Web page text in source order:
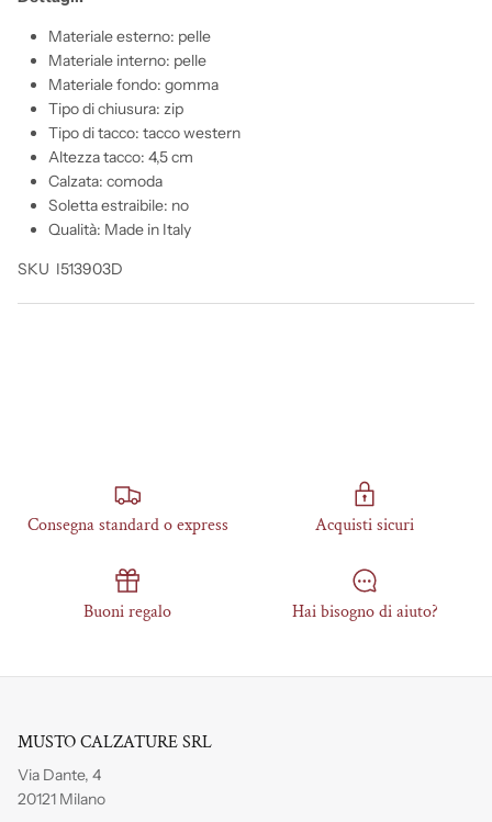
Materiale esterno: pelle
Materiale interno: pelle
Materiale fondo: gomma
Tipo di chiusura: zip
Tipo di tacco: tacco western
Altezza tacco: 4,5 cm
Calzata: comoda
Soletta estraibile: no
Qualità: Made in Italy
SKU I513903D
Consegna standard o express Acquisti sicuri
Buoni regalo Hai bisogno di aiuto?
MUSTO CALZATURE SRL
Via Dante, 4
20121 Milano